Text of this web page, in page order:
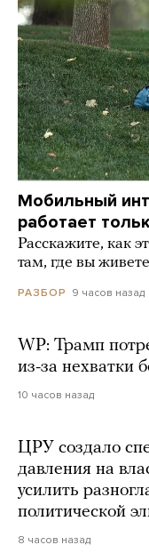
Мобильный
работает
Расскажите, как
там, где вы живете
РАЗБОР 9 часов назад
WP: Трамп
из-за нехватки
10 часов назад
ЦРУ создало
давления на
усилить
политической
8 часов назад